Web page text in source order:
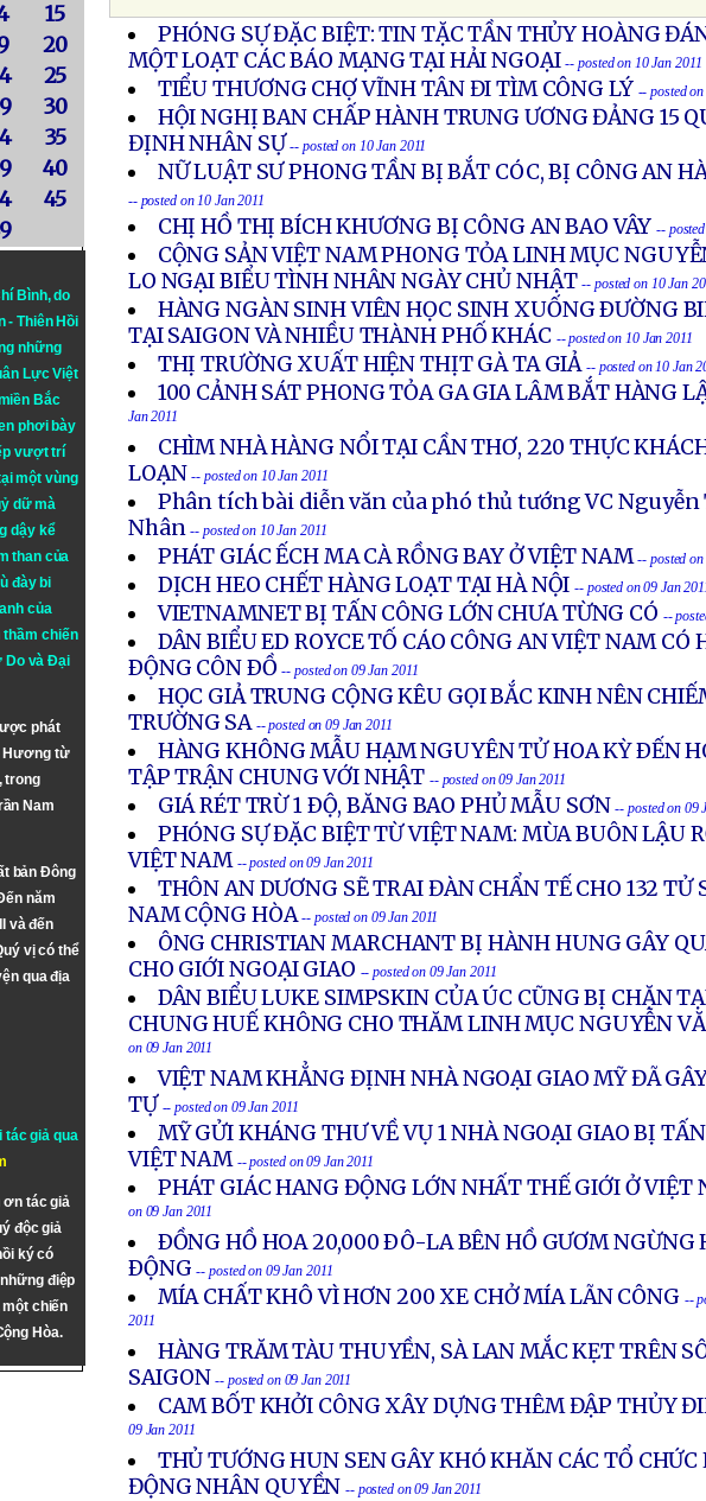
15
20
25
30
35
40
45
Bình, do
- Thiên Hồi
những
Lực Việt
Bắc
phơi bày
vượt trí
một vùng
dữ mà
dậy kể
than của
đày bi
của
thầm chiến
DovàĐại
phát
Hương từ
trong
Nam
bản Đông
năm
và đến
vị có thể
qua địa
tác giả qua
ơn tác giả
độc giả
ký có
điệp
một chiến
Hòa.
PHÓNG SỰ ĐẶC BIỆT: TIN TẶC TẦN THỦY HOÀNG
MỘT LOẠT CÁC BÁO MẠNG TẠI HẢI NGOẠI -- posted on 10 Jan 2011
TIỂU THƯƠNG CHỢ VĨNH TÂN ĐI TÌM CÔNG LÝ -- posted
HỘI NGHỊ BAN CHẤP HÀNH TRUNG ƯƠNG ĐẢNG 15
ĐỊNH NHÂN SỰ -- posted on 10 Jan 2011
NỮ LUẬT SƯ PHONG TẦN BỊ BẮT CÓC, BỊ CÔNG AN
-- posted on 10 Jan 2011
CHỊ HỒ THỊ BÍCH KHƯƠNG BỊ CÔNG AN BAO VÂY--
CỘNG SẢN VIỆT NAM PHONG TỎA LINH MỤC
LO NGẠI BIỂU TÌNH NHÂN NGÀY CHỦ NHẬT-- posted on 10 Jan
HÀNG NGÀN SINH VIÊN HỌC SINH XUỐNG ÐƯỜNG
TẠI SAIGON VÀ NHIỀU THÀNH PHỐ KHÁC -- posted on 10 Jan 2011
THỊ TRƯỜNG XUẤT HIỆN THỊT GÀ TA GIẢ -- posted on 10 Jan
100 CẢNH SÁT PHONG TỎA GA GIA LÂM BẮT HÀNG
Jan 2011
CHÌM NHÀ HÀNG NỔI TẠI CẦN THƠ, 220 THỰC
LOẠN -- posted on 10 Jan 2011
Phân tích bài diễn văn của phó thủ tướng VC
Nhân -- posted on 10 Jan 2011
PHÁT GIÁC ẾCH MA CÀ RỒNG BAY Ở VIỆT NAM-- posted
DỊCH HEO CHẾT HÀNG LOẠT TẠI HÀ NỘI -- posted on 09 Jan
VIETNAMNET BỊ TẤN CÔNG LỚN CHƯA TỪNG CÓ --
DÂN BIỂU ED ROYCE TỐ CÁO CÔNG AN VIỆT NAM CÓ
ÐỘNG CÔN ÐỒ -- posted on 09 Jan 2011
HỌC GIẢ TRUNG CỘNG KÊU GỌI BẮC KINH NÊN
TRƯỜNG SA -- posted on 09 Jan 2011
HÀNG KHÔNG MẪU HẠM NGUYÊN TỬ HOA KỲ ÐẾN
TẬP TRẬN CHUNG VỚI NHẬT-- posted on 09 Jan 2011
GIÁ RÉT TRỪ 1 ÐỘ, BĂNG BAO PHỦ MẪU SƠN-- posted on 09
PHÓNG SỰ ĐẶC BIỆT TỪ VIỆT NAM: MÙA BUÔN LẬU
VIỆT NAM -- posted on 09 Jan 2011
THÔN AN DƯƠNG SẼ TRAI ĐÀN CHẨN TẾ CHO 132 TỬ
NAM CỘNG HÒA -- posted on 09 Jan 2011
ÔNG CHRISTIAN MARCHANT BỊ HÀNH HUNG GÂY
CHO GIỚI NGOẠI GIAO -- posted on 09 Jan 2011
DÂN BIỂU LUKE SIMPSKIN CỦA ÚC CŨNG BỊ CHẶN
CHUNG HUẾ KHÔNG CHO THĂM LINH MỤC NGUYỄN
on 09 Jan 2011
VIỆT NAM KHẲNG ĐỊNH NHÀ NGOẠI GIAO MỸ ĐÃ
TỰ -- posted on 09 Jan 2011
MỸ GỬI KHÁNG THƯ VỀ VỤ 1 NHÀ NGOẠI GIAO BỊ
VIỆT NAM -- posted on 09 Jan 2011
PHÁT GIÁC HANG ĐỘNG LỚN NHẤT THẾ GIỚI Ở VIỆT
on 09 Jan 2011
ÐỒNG HỒ HOA 20,000 ÐÔ-LA BÊN HỒ GƯƠM NGỪNG
ÐỘNG -- posted on 09 Jan 2011
MÍA CHẤT KHÔ VÌ HƠN 200 XE CHỞ MÍA LÃN CÔNG --
2011
HÀNG TRĂM TÀU THUYỀN, SÀ LAN MẮC KẸT TRÊN
SAIGON -- posted on 09 Jan 2011
CAM BỐT KHỞI CÔNG XÂY DỰNG THÊM ĐẬP THỦY
09 Jan 2011
THỦ TƯỚNG HUN SEN GÂY KHÓ KHĂN CÁC TỔ CHỨC
ĐỘNG NHÂN QUYỀN-- posted on 09 Jan 2011